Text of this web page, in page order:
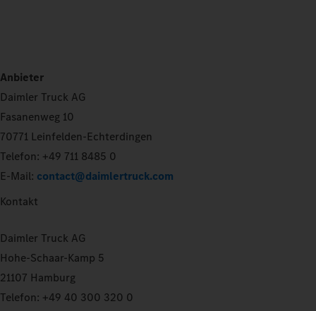
Anbieter
Daimler Truck AG
Fasanenweg 10
70771 Leinfelden-Echterdingen
Telefon: +49 711 8485 0
E-Mail: contact@daimlertruck.com
Kontakt
Daimler Truck AG
Hohe-Schaar-Kamp 5
21107 Hamburg
Telefon: +49 40 300 320 0